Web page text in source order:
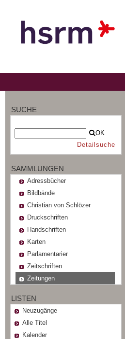
SUCHE
OK
Detailsuche
SAMMLUNGEN
Adressbücher
Bildbände
Christian von Schlözer
Druckschriften
Handschriften
Karten
Parlamentarier
Zeitschriften
Zeitungen
LISTEN
Neuzugänge
Alle Titel
Kalender